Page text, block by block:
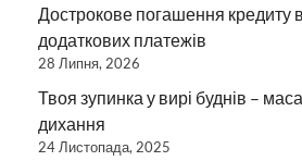
Дострокове погашення кредиту
додаткових платежів
28 Липня, 2026
Твоя зупинка у вирі буднів –
дихання
24 Листопада, 2025